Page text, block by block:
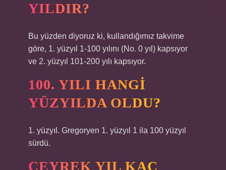
YILDIR?
Bu yüzden diyoruz ki, kullandığımız takvime
göre, 1. yüzyıl 1-100 yılını (No. 0 yıl) kapsıyor
ve 2. yüzyıl 101-200 yılı kapsıyor.
100. YILI HANGI
YÜZYILDA OLDU?
1. yüzyıl. Gregoryen 1. yüzyıl 1 ila 100 yüzyıl
sürdü.
ÇEYREK YIL KAÇ